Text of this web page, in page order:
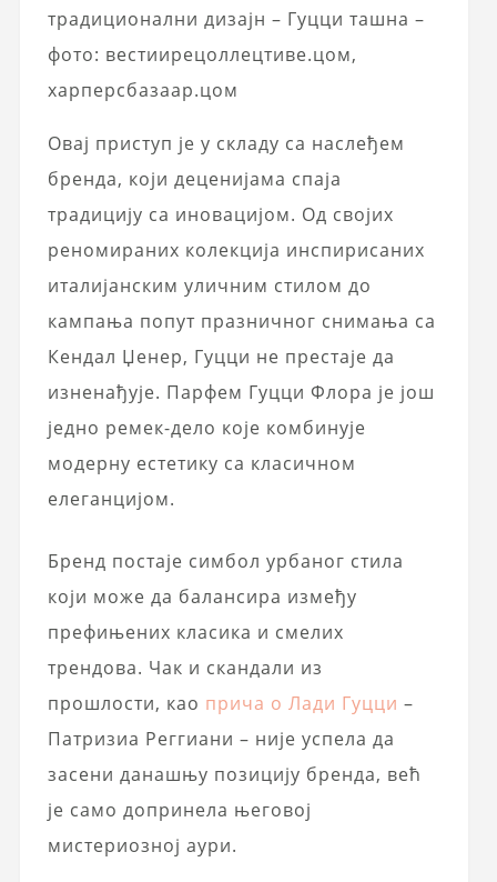
традиционални дизајн – Гуцци ташна –
фото: вестиирецоллецтиве.цом,
харперсбазаар.цом
Овај приступ је у складу са наслеђем
бренда, који деценијама спаја
традицију са иновацијом. Од својих
реномираних колекција инспирисаних
италијанским уличним стилом до
кампања попут празничног снимања са
Кендал Џенер, Гуцци не престаје да
изненађује. Парфем Гуцци Флора је још
једно ремек-дело које комбинује
модерну естетику са класичном
елеганцијом.
Бренд постаје симбол урбаног стила
који може да балансира између
префињених класика и смелих
трендова. Чак и скандали из
прошлости, као прича о Лади Гуцци –
Патризиа Реггиани – није успела да
засени данашњу позицију бренда, већ
је само допринела његовој
мистериозној аури.